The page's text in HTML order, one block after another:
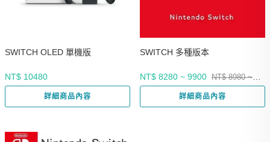
SWITCH OLED 單機版
NT$ 10480
詳細商品內容
SWITCH 多種版本
NT$ 8280 ~ 9900 NT$ 8980 ~
9900
詳細商品內容